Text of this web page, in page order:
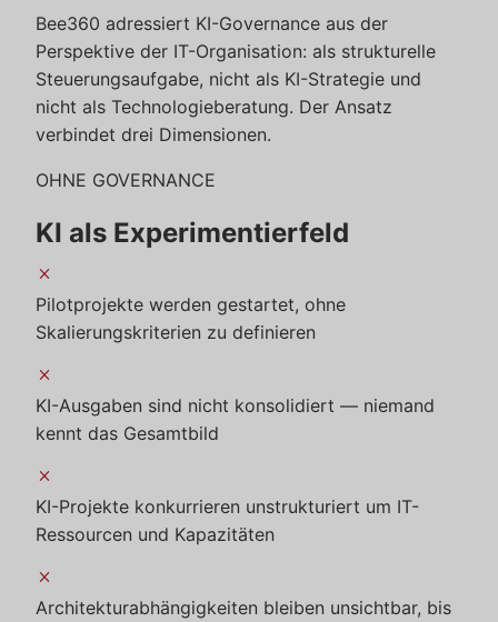
Bee360 adressiert KI-Governance aus der
Perspektive der IT-Organisation: als strukturelle
Steuerungsaufgabe, nicht als KI-Strategie und
nicht als Technologieberatung. Der Ansatz
verbindet drei Dimensionen.
OHNE GOVERNANCE
KI als Experimentierfeld
close
Pilotprojekte werden gestartet, ohne
Skalierungskriterien zu definieren
close
KI-Ausgaben sind nicht konsolidiert — niemand
kennt das Gesamtbild
close
KI-Projekte konkurrieren unstrukturiert um IT-
Ressourcen und Kapazitäten
close
Architekturabhängigkeiten bleiben unsichtbar, bis